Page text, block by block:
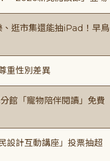
、逛市集還能抽iPad！早鳥
重性別差異
館「寵物陪伴閱讀」免費
設計互動講座」投票抽超